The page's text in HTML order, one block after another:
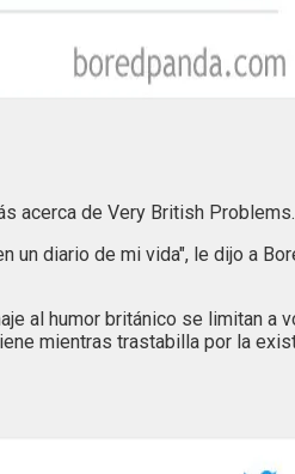
acerca de Very British Problems.
diario de mi vida", le dijo a
al humor británico se limitan
mientras trastabilla por la